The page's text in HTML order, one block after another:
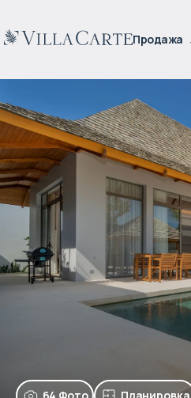
Продажа